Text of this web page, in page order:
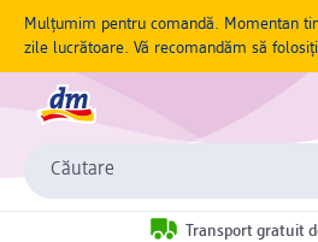
Mulțumim pentru comandă. Momentan
zile lucrătoare. Vă recomandăm să
Căutare
Transport gratuit